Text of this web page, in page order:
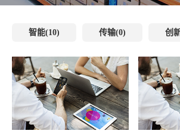
智能(10) 传输(0) 创